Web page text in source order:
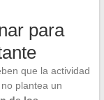
para
que la actividad
plantea un